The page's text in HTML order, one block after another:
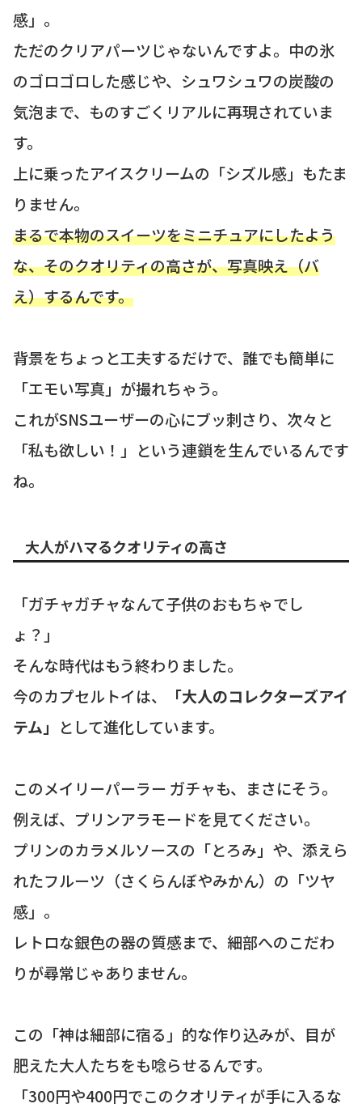
感」。
ただのクリアパーツじゃないんですよ。中の氷
のゴロゴロした感じや、シュワシュワの炭酸の
気泡まで、ものすごくリアルに再現されていま
す。
上に乗ったアイスクリームの「シズル感」もたま
りません。
まるで本物のスイーツをミニチュアにしたよう
な、そのクオリティの高さが、写真映え（バ
え）するんです。
背景をちょっと工夫するだけで、誰でも簡単に
「エモい写真」が撮れちゃう。
これがSNSユーザーの心にブッ刺さり、次々と
「私も欲しい！」という連鎖を生んでいるんです
ね。
大人がハマるクオリティの高さ
「ガチャガチャなんて子供のおもちゃでし
ょ？」
そんな時代はもう終わりました。
今のカプセルトイは、
「大人のコレクターズアイ
テム」 として進化しています。
このメイリーパーラー ガチャも、まさにそう。
例えば、プリンアラモードを見てください。
プリンのカラメルソースの「とろみ」や、添えら
れたフルーツ（さくらんぼやみかん）の「ツヤ
感」。
レトロな銀色の器の質感まで、細部へのこだわ
りが尋常じゃありません。
この「神は細部に宿る」的な作り込みが、目が
肥えた大人たちをも唸らせるんです。
「300円や400円でこのクオリティが手に入るな